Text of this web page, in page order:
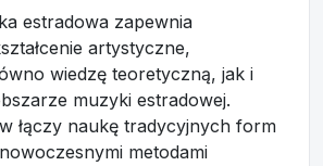
estradowa zapewnia
artystyczne,
wiedzę teoretyczną, jak i
muzyki estradowej.
łączy naukę tradycyjnych form
metodami